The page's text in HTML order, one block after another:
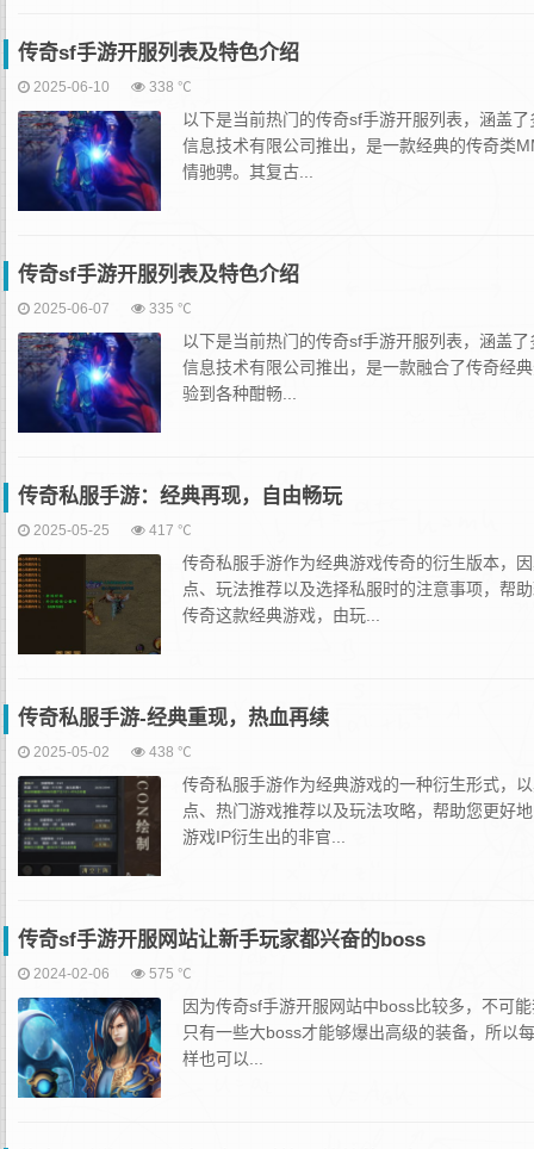
传奇sf手游开服列表及特色介绍
2025-06-10 338 ℃
以下是当前热门的传奇sf手游开服列表，涵盖
信息技术有限公司推出，是一款经典的传奇类
情驰骋。其复古...
传奇sf手游开服列表及特色介绍
2025-06-07 335 ℃
以下是当前热门的传奇sf手游开服列表，涵盖
信息技术有限公司推出，是一款融合了传奇经
验到各种酣畅...
传奇私服手游：经典再现，自由畅玩
2025-05-25 417 ℃
传奇私服手游作为经典游戏传奇的衍生版本，
点、玩法推荐以及选择私服时的注意事项，帮
传奇这款经典游戏，由玩...
传奇私服手游-经典重现，热血再续
2025-05-02 438 ℃
传奇私服手游作为经典游戏的一种衍生形式，
点、热门游戏推荐以及玩法攻略，帮助您更好
游戏IP衍生出的非官...
传奇sf手游开服网站让新手玩家都兴奋的boss
2024-02-06 575 ℃
因为传奇sf手游开服网站中boss比较多，不可
只有一些大boss才能够爆出高级的装备，所以
样也可以...